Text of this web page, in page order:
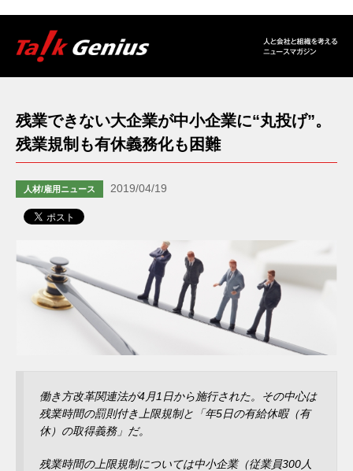
残業できない大企業が中小企業に“丸投げ”。
残業規制も有休義務化も困難
人材/雇用ニュース 2019/04/19
働き方改革関連法が4月1日から施行された。その中心は
残業時間の罰則付き上限規制と「年5日の有給休暇（有
休）の取得義務」だ。
残業時間の上限規制については中小企業（従業員300人